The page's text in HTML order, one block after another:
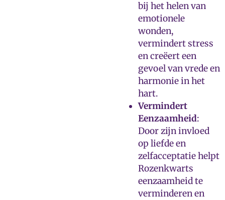
bij het helen van
emotionele
wonden,
vermindert stress
en creëert een
gevoel van vrede en
harmonie in het
hart.
Vermindert
Eenzaamheid:
Door zijn invloed
op liefde en
zelfacceptatie helpt
Rozenkwarts
eenzaamheid te
verminderen en